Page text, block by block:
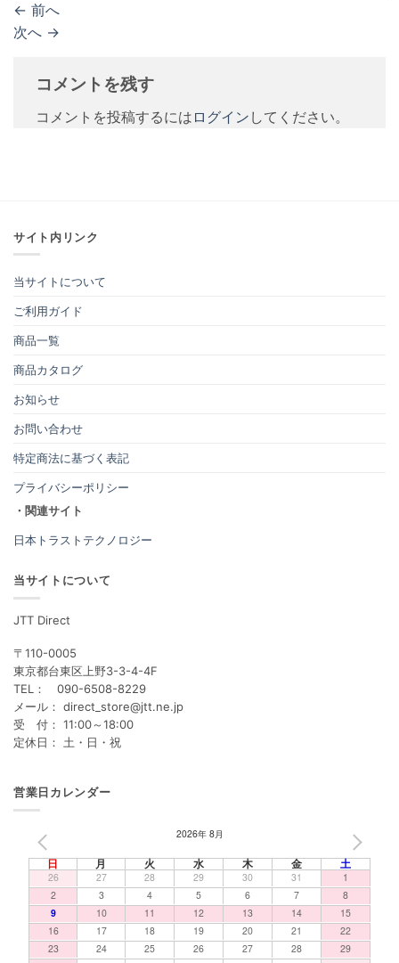
← 前へ
次へ →
コメントを残す
コメントを投稿するには ログイン してください。
サイト内リンク
当サイトについて
ご利用ガイド
商品一覧
商品カタログ
お知らせ
お問い合わせ
特定商法に基づく表記
プライバシーポリシー
・関連サイト
日本トラストテクノロジー
当サイトについて
JTT Direct
〒110-0005
東京都台東区上野3-3-4-4F
TEL： 090-6508-8229
メール： direct_store@jtt.ne.jp
受 付： 11:00～18:00
定休日： 土・日・祝
営業日カレンダー
2026年 8月
日 月 火 水 木 金 土
26 27 28 29 30 31
1
2
3 4 5 6 7
8
9
10 11 12 13 14
15
16
17 18 19 20 21
22
23
24 25 26 27 28
29